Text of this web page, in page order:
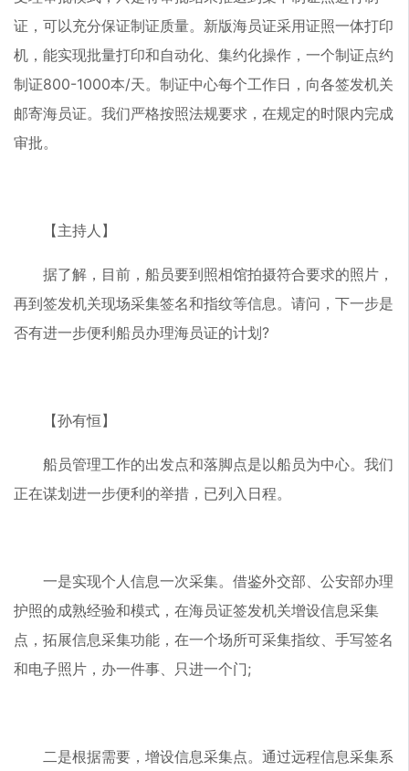
证，可以充分保证制证质量。新版海员证采用证照一体打印
机，能实现批量打印和自动化、集约化操作，一个制证点约
制证800-1000本/天。制证中心每个工作日，向各签发机关
邮寄海员证。我们严格按照法规要求，在规定的时限内完成
审批。
【主持人】
据了解，目前，船员要到照相馆拍摄符合要求的照片，
再到签发机关现场采集签名和指纹等信息。请问，下一步是
否有进一步便利船员办理海员证的计划?
【孙有恒】
船员管理工作的出发点和落脚点是以船员为中心。我们
正在谋划进一步便利的举措，已列入日程。
一是实现个人信息一次采集。借鉴外交部、公安部办理
护照的成熟经验和模式，在海员证签发机关增设信息采集
点，拓展信息采集功能，在一个场所可采集指纹、手写签名
和电子照片，办一件事、只进一个门;
二是根据需要，增设信息采集点。通过远程信息采集系